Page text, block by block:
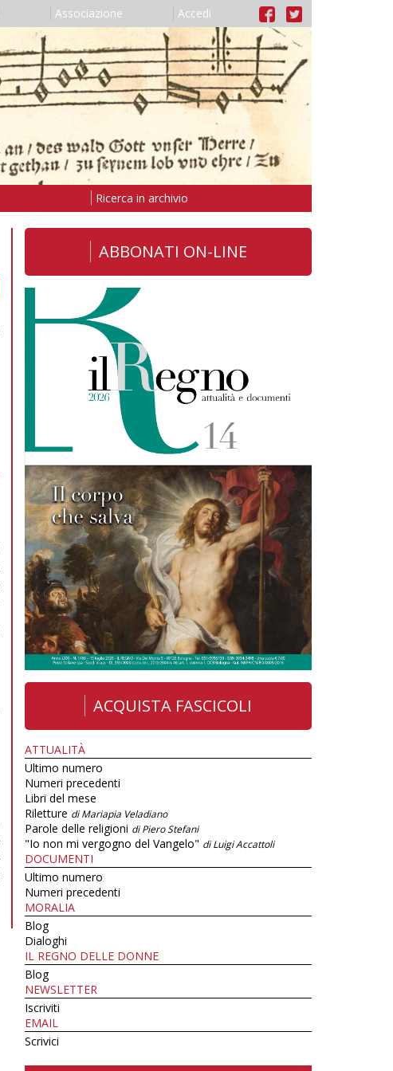
Associazione Accedi
Ricerca in archivio
ABBONATI ON-LINE
ACQUISTA FASCICOLI
ATTUALITÀ
Ultimo numero
Numeri precedenti
Libri del mese
Riletture di Mariapia Veladiano
Parole delle religioni di Piero Stefani
"Io non mi vergogno del Vangelo" di Luigi Accattoli
DOCUMENTI
Ultimo numero
Numeri precedenti
MORALIA
Blog
Dialoghi
IL REGNO DELLE DONNE
Blog
NEWSLETTER
Iscriviti
EMAIL
Scrivici